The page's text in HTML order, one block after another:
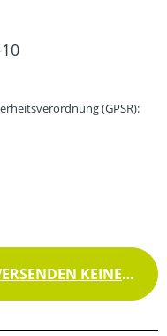
(GPSR):
NACHRICHT SENDEN. ! WIR VERSENDEN KEINE WAREN !